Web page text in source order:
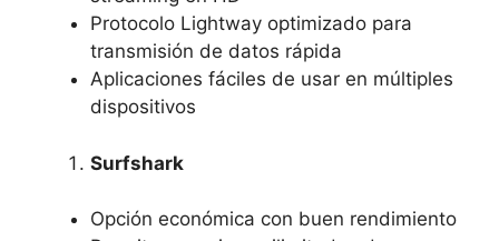
Protocolo Lightway optimizado para
transmisión de datos rápida
Aplicaciones fáciles de usar en múltiples
dispositivos
Surfshark
Opción económica con buen rendimiento